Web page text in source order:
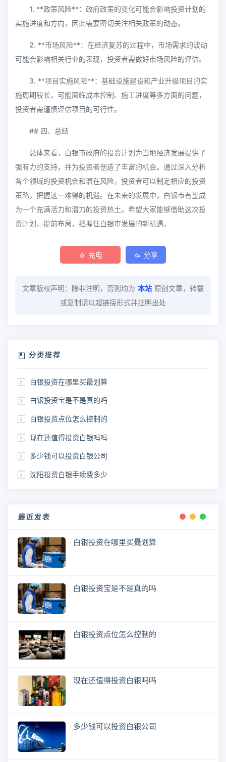
1. **政策风险**：政府政策的变化可能会影响投资计划的
实施进度和方向，因此需要密切关注相关政策的动态。
2. **市场风险**：在经济复苏的过程中，市场需求的波动
可能会影响相关行业的表现，投资者需做好市场风险的评估。
3. **项目实施风险**：基础设施建设和产业升级项目的实
施周期较长，可能面临成本控制、施工进度等多方面的问题，
投资者需谨慎评估项目的可行性。
## 四、总结
总体来看，白银市政府的投资计划为当地经济发展提供了
强有力的支持，并为投资者创造了丰富的机会。通过深入分析
各个领域的投资机会和潜在风险，投资者可以制定相应的投资
策略，把握这一难得的机遇。在未来的发展中，白银市有望成
为一个充满活力和潜力的投资热土。希望大家能够借助这次投
资计划，提前布局，把握住白银市发展的新机遇。
充电 分享
文章版权声明：除非注明，否则均为 本站 原创文章，转载
或复制请以超链接形式并注明出处
分类推荐
白银投资在哪里买最划算
白银投资宝是不是真的吗
白银投资点位怎么控制的
现在还值得投资白银吗吗
多少钱可以投资白银公司
沈阳投资白银手续费多少
最近发表
白银投资在哪里买最划算
白银投资宝是不是真的吗
白银投资点位怎么控制的
现在还值得投资白银吗吗
多少钱可以投资白银公司